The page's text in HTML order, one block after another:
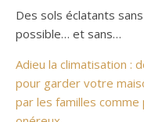
Des sols éclatants
possible… et sans…
Adieu la climatisation :
pour garder votre
par les familles